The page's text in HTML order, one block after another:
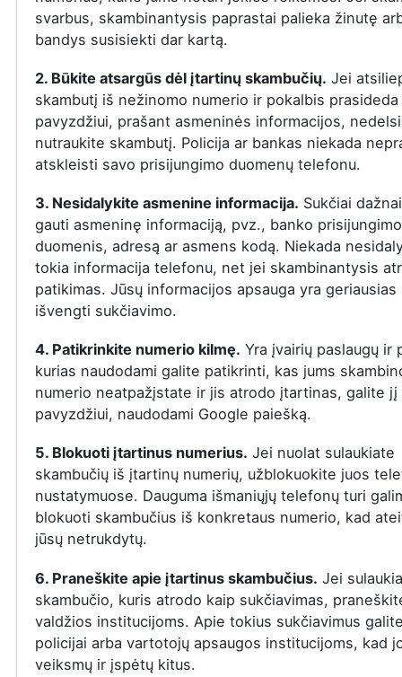
svarbus, skambinantysis paprastai palieka žinutę
bandys susisiekti dar kartą.
2. Būkite atsargūs dėl įtartinų skambučių. Jei
skambutį iš nežinomo numerio ir pokalbis
pavyzdžiui, prašant asmeninės informacijos,
nutraukite skambutį. Policija ar bankas niekada
atskleisti savo prisijungimo duomenų telefonu.
3. Nesidalykite asmenine informacija. Sukčiai
gauti asmeninę informaciją, pvz., banko prisijungimo
duomenis, adresą ar asmens kodą. Niekada
tokia informacija telefonu, net jei skambinantysis
patikimas. Jūsų informacijos apsauga yra geriausias
išvengti sukčiavimo.
4. Patikrinkite numerio kilmę. Yra įvairių paslaugų ir
kurias naudodami galite patikrinti, kas jums
numerio neatpažįstate ir jis atrodo įtartinas, galite
pavyzdžiui, naudodami Google paiešką.
5. Blokuoti įtartinus numerius. Jei nuolat sulaukiate
skambučių iš įtartinų numerių, užblokuokite juos
nustatymuose. Dauguma išmaniųjų telefonų turi
blokuoti skambučius iš konkretaus numerio, kad
jūsų netrukdytų.
6. Praneškite apie įtartinus skambučius. Jei
skambučio, kuris atrodo kaip sukčiavimas,
valdžios institucijoms. Apie tokius sukčiavimus
policijai arba vartotojų apsaugos institucijoms, kad
veiksmų ir įspėtų kitus.